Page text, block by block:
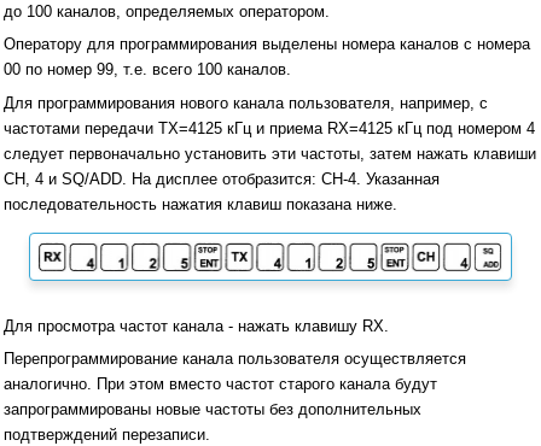
до 100 каналов, определяемых оператором.
Оператору для программирования выделены номера каналов с номера
00 по номер 99, т.е. всего 100 каналов.
Для программирования нового канала пользователя, например, с
частотами передачи ТХ=4125 кГц и приема RX=4125 кГц под номером 4
следует первоначально установить эти частоты, затем нажать клавиши
СН, 4 и SQ/ADD. На дисплее отобразится: СН-4. Указанная
последовательность нажатия клавиш показана ниже.
Для просмотра частот канала - нажать клавишу RX.
Перепрограммирование канала пользователя осуществляется
аналогично. При этом вместо частот старого канала будут
запрограммированы новые частоты без дополнительных
подтверждений перезаписи.